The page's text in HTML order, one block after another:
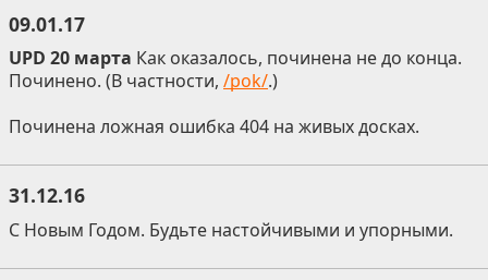
09.01.17
UPD 20 марта Как оказалось, починена не до конца.
Починено. (В частности, /pok/.)
Починена ложная ошибка 404 на живых досках.
31.12.16
С Новым Годом. Будьте настойчивыми и упорными.